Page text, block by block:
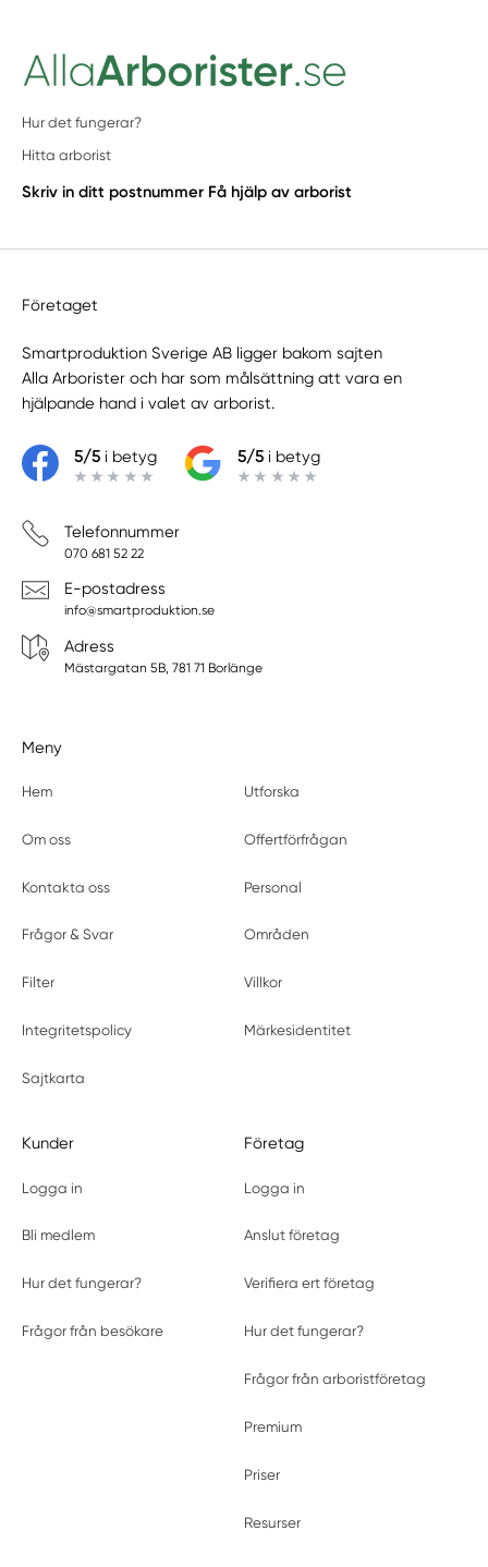
Hur det fungerar?
Hitta arborist
Skriv in ditt postnummer Få hjälp av arborist
Företaget
Smartproduktion Sverige AB ligger bakom sajten
Alla Arborister och har som målsättning att vara en
hjälpande hand i valet av arborist.
5/5i betyg 5/5i betyg
Telefonnummer
070 681 52 22
E-postadress
info@smartproduktion.se
Adress
Mästargatan 5B, 781 71 Borlänge
Meny
Hem Utforska
Om oss Offertförfrågan
Kontakta oss Personal
Frågor & Svar Områden
Filter Villkor
Integritetspolicy Märkesidentitet
Sajtkarta
Kunder
Logga in
Bli medlem
Hur det fungerar?
Frågor från besökare
Företag
Logga in
Anslut företag
Verifiera ert företag
Hur det fungerar?
Frågor från arboristföretag
Premium
Priser
Resurser